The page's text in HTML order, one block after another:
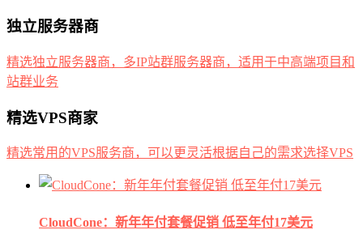
独立服务器商
精选独立服务器商，多IP站群服务器商，适用于中高端项目和
站群业务
精选VPS商家
精选常用的VPS服务商，可以更灵活根据自己的需求选择VPS
CloudCone：新年年付套餐促销 低至年付17美元